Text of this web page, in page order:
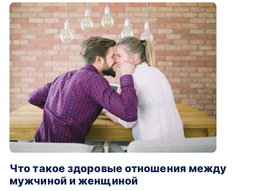
Что такое здоровые отношения между
мужчиной и женщиной